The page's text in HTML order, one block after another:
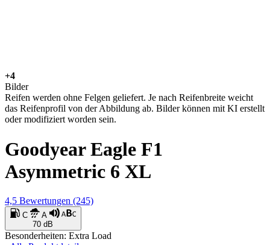
+4
Bilder
Reifen werden ohne Felgen geliefert. Je nach Reifenbreite weicht
das Reifenprofil von der Abbildung ab. Bilder können mit KI erstellt
oder modifiziert worden sein.
Goodyear Eagle F1
Asymmetric 6 XL
4,5 Bewertungen (245)
C
A
70 dB
Besonderheiten: Extra Load